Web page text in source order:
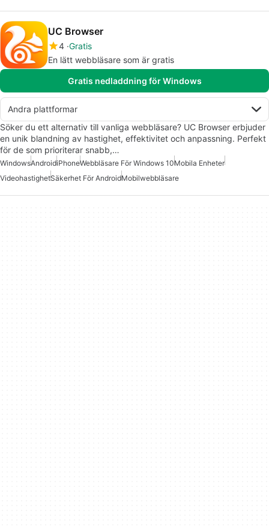
UC Browser
4 Gratis
En lätt webbläsare som är gratis
Gratis nedladdning för Windows
Andra plattformar
Söker du ett alternativ till vanliga webbläsare? UC Browser erbjuder
en unik blandning av hastighet, effektivitet och anpassning. Perfekt
för de som prioriterar snabb,…
WindowsAndroidiPhoneWebbläsare För Windows 10Mobila Enheter
VideohastighetSäkerhet För AndroidMobilwebbläsare